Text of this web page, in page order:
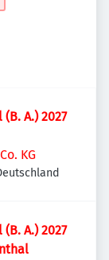
A.) 2027
KG
A.) 2027